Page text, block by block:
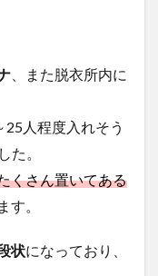
、また脱衣所内に
25人程度入れそう
た。
くさん置いてある
す。
状になっており、